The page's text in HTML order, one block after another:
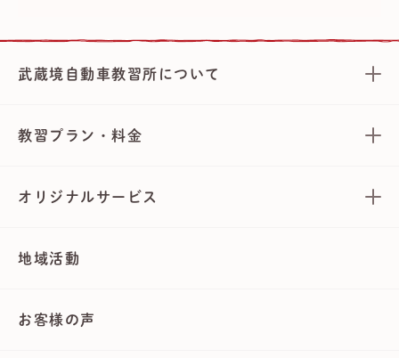
武蔵境自動車教習所について
教習プラン・料金
オリジナルサービス
地域活動
お客様の声